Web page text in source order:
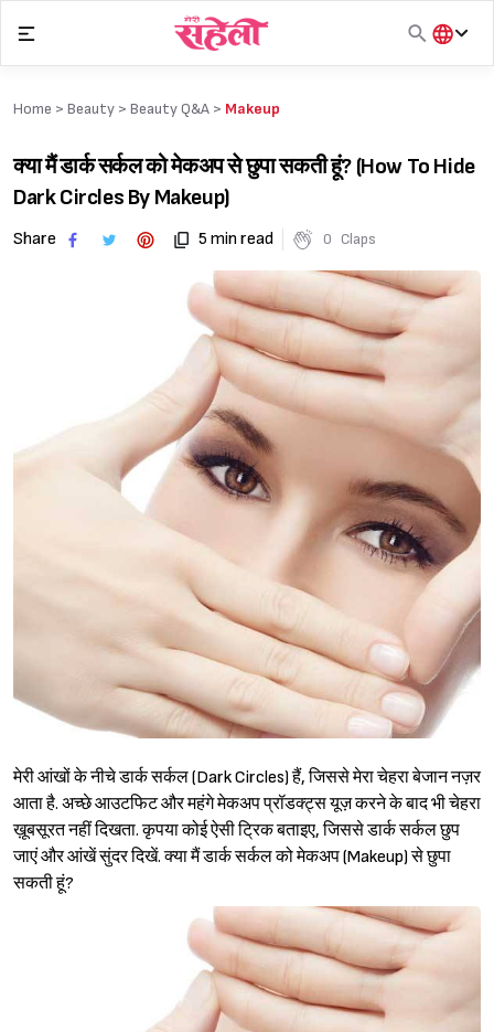
content
हिंदी
Home > Beauty > Beauty Q&A > Makeup
क्या मैं डार्क सर्कल को मेकअप से छुपा सकती हूं? (How To Hide
Dark Circles By Makeup)
Share 5 min read 0 Claps
मेरी आंखों के नीचे डार्क सर्कल (Dark Circles) हैं, जिससे मेरा चेहरा बेजान नज़र
आता है. अच्छे आउटफिट और महंगे मेकअप प्रॉडक्ट्स यूज़ करने के बाद भी चेहरा
ख़ूबसूरत नहीं दिखता. कृपया कोई ऐसी ट्रिक बताइए, जिससे डार्क सर्कल छुप
जाएं और आंखें सुंदर दिखें. क्या मैं डार्क सर्कल को मेकअप (Makeup) से छुपा
सकती हूं?